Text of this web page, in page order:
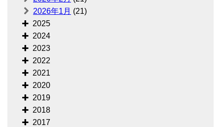
2026年1月 (21)
2025
2024
2023
2022
2021
2020
2019
2018
2017